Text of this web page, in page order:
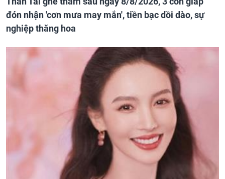
đón nhận 'cơn mưa may mắn', tiền bạc dồi dào, sự
nghiệp thăng hoa